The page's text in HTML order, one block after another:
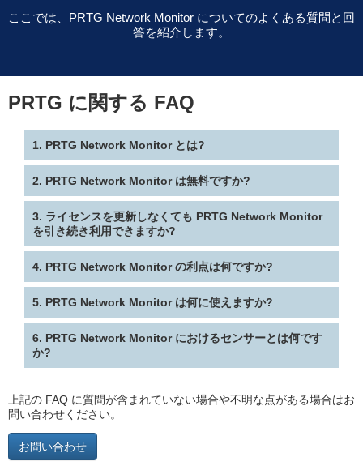
ここでは、PRTG Network Monitor についてのよくある質問と回
答を紹介します。
PRTG に関する FAQ
1. PRTG Network Monitor とは?
Paessler PRTG Network Monitor は、Paessler GmbH が
開発した独自のネットワーク監視ソフトウェアです。小規
模および中規模の IT インフラストラクチャの監視に最適
で、OT および IoT 環境の監視にも豊富な機能を提供しま
2. PRTG Network Monitor は無料ですか?
Paessler PRTG Network Monitor には、すべての監視、ア
ラート、レポート機能と履歴データ分析が利用可能な 30
日間の無料トライアル版が用意されています。また、最大
100 個の PRTG センサー (監視対象) を監視できる PRTG
視する場合は、PRTG Network Monitor のサブスクリプシ
ョンを購入する必要があります。
お見積り/お問い合わせ
3. ライセンスを更新しなくても PRTG Network Monitor
を引き続き利用できますか?
ライセンスを更新しない場合は、無料フリーウェア版とし
て引き続きご利用いただけます。無料フリーウェア版で
は、約 10 台のデバイスに対応する 100 個までのセンサー
お見積り/お問い合わせ
4. PRTG Network Monitor の利点は何ですか?
Paessler PRTG Network Monitor には、さまざまな利点が
あります。
ワンクリック インストーラーと自動ネットワーク検
ドラッグアンドドロップ ウィジェット エディター
を含む、カスタマイズ可能なダッシュボードとネッ
トワーク マップ
カスタマイズ可能なアラート、通知、レポート シス
テム
5. PRTG Network Monitor は何に使えますか?
Paessler PRTG Network Monitor を使用すると、オンプレ
ミスまたはクラウド上の物理および仮想 IT、OT、IoT イ
ンフラストラクチャの健全性とパフォーマンスを監視でき
ッチ、ルーター、ファイアウォール)、仮想環境、アプリ
ケーション、サービス、ウェブ サイト、オペレーティング
ー、データ センター全体、リソース消費量などを監視でき
ます。
6. PRTG Network Monitor におけるセンサーとは何です
か?
PRTG では、センサーとは基本的な監視要素のことです。
通常、1 つのセンサーはネットワーク内の 1 つの測定値
(たとえば、スイッチ ポートのトラフィック、サーバーの
CPU 負荷、ディスク ドライブの空き容量など) を監視しま
す。
上記の FAQ に質問が含まれていない場合や不明な点がある場合はお
問い合わせください。
お問い合わせ